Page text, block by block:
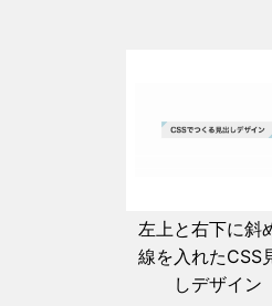
左上と右下に斜
線を入れたCSS
しデザイン